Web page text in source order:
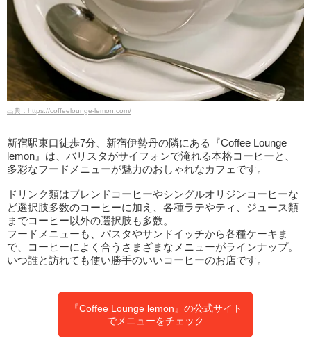
出典：https://coffeelounge-lemon.com/
新宿駅東口徒歩7分、新宿伊勢丹の隣にある『Coffee Lounge
lemon』は、バリスタがサイフォンで淹れる本格コーヒーと、
多彩なフードメニューが魅力のおしゃれなカフェです。
ドリンク類はブレンドコーヒーやシングルオリジンコーヒーな
ど選択肢多数のコーヒーに加え、各種ラテやティ、ジュース類
までコーヒー以外の選択肢も多数。
フードメニューも、パスタやサンドイッチから各種ケーキま
で、コーヒーによく合うさまざまなメニューがラインナップ。
いつ誰と訪れても使い勝手のいいコーヒーのお店です。
『Coffee Lounge lemon』の公式サイト
でメニューをチェック